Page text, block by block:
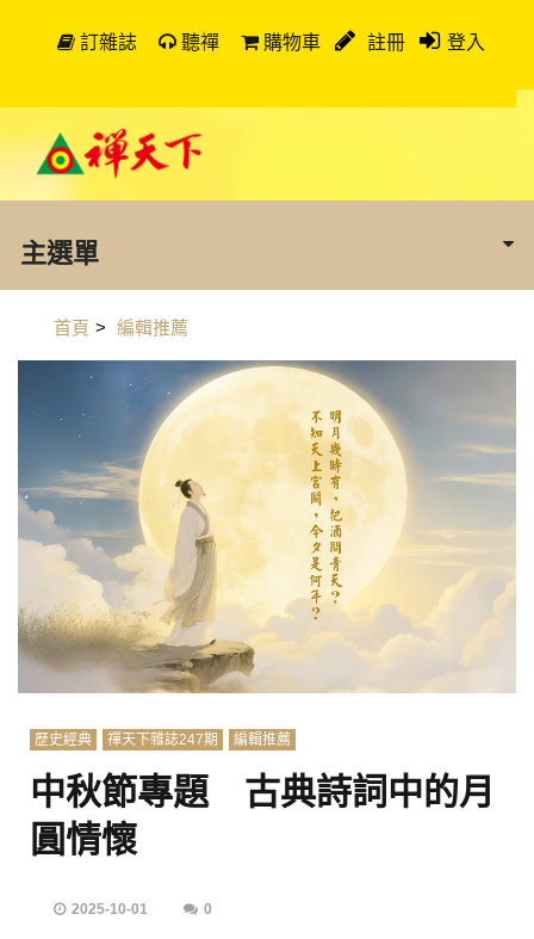
訂雜誌 聽禪 購物車 註冊 登入
主選單
首頁 > 編輯推薦
歷史經典 禪天下雜誌247期 編輯推薦
中秋節專題 古典詩詞中的月
圓情懷
2025-10-01 0